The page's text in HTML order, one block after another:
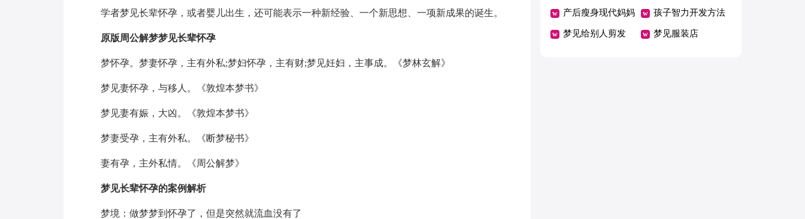
学者梦见长辈怀孕，或者婴儿出生，还可能表示一种新经验、一个新思想、一项新成果的诞生。
原版周公解梦梦见长辈怀孕
梦怀孕。梦妻怀孕，主有外私;梦妇怀孕，主有财;梦见妊妇，主事成。《梦林玄解》
梦见妻怀孕，与移人。《敦煌本梦书》
梦见妻有娠，大凶。《敦煌本梦书》
梦妻受孕，主有外私。《断梦秘书》
妻有孕，主外私情。《周公解梦》
梦见长辈怀孕的案例解析
梦境：做梦梦到怀孕了，但是突然就流血没有了
附注意事项
身大忌 里开始
产后瘦身现代妈妈
的时尚
孩子智力开发方法
梦见给别人剪发 梦见服装店